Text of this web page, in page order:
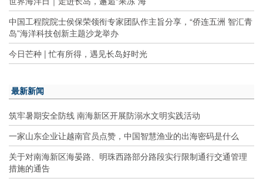
中国工程院院士侯保荣领衔专家团队作主旨分享，“侨连五洲 智汇青
岛”海洋科技创新主题沙龙举办
今日芒种 | 忙有所得，遇见长岛好时光
最新新闻
筑牢暑期安全防线 南海新区开展防溺水文明实践活动
一家山东企业让越南官员点赞，中国智慧渔业的出海密码是什么
关于对南海新区海晏路、明珠西路部分路段实行限制通行交通管理
措施的通告